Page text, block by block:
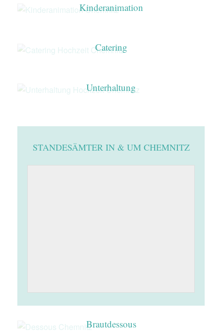
Kinderanimation
Catering
Unterhaltung
STANDESÄMTER IN & UM CHEMNITZ
Brautdessous